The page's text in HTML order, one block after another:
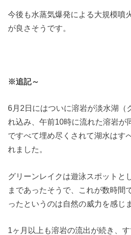
今後も水蒸気爆発による大規模噴
が良さそうです。
※追記～
6月2日にはついに溶岩が淡水湖（
れ込み、午前10時に流れた溶岩が
ですべて埋め尽くされて湖水はす
れました。
グリーンレイクは遊泳スポットと
まであったそうで、これが数時間
ったというのは自然の威力を感じ
1ヶ月以上も溶岩の流出が続き、